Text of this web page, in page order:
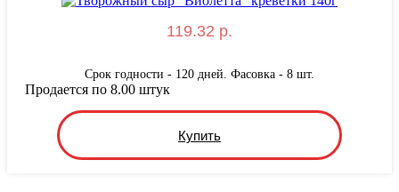
119.32 р.
Срок годности - 120 дней. Фасовка - 8 шт.
Купить
Продается по 8.00 штук